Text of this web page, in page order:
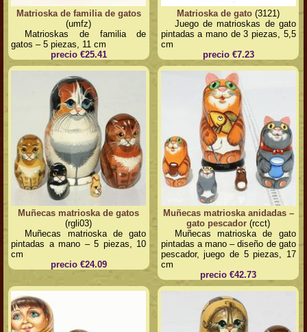
Matrioska de familia de gatos
(umfz)
Matrioskas de familia de
gatos – 5 piezas, 11 cm
precio €25.41
Matrioska de gato (3121)
Juego de matrioskas de gato
pintadas a mano de 3 piezas, 5,5
cm
precio €7.23
Muñecas matrioska de gatos
(rgli03)
Muñecas matrioska de gato
pintadas a mano – 5 piezas, 10
cm
precio €24.09
Muñecas matrioska anidadas –
gato pescador (rcct)
Muñecas matrioska de gato
pintadas a mano – diseño de gato
pescador, juego de 5 piezas, 17
cm
precio €42.73